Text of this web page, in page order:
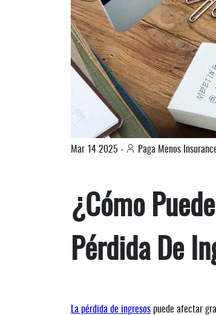
Mar 14 2025 - Paga Menos
¿Cómo
Pérdida De
La pérdida de ingresos puede afectar